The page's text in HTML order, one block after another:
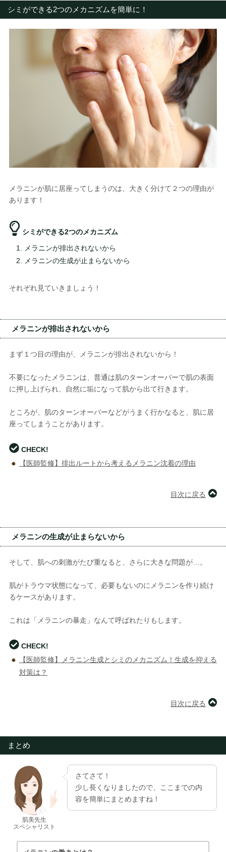
シミができる2つのメカニズムを簡単に！
メラニンが肌に居座ってしまうのは、大きく分けて２つの理由が
あります！
シミができる2つのメカニズム
メラニンが排出されないから
メラニンの生成が止まらないから
それぞれ見ていきましょう！
メラニンが排出されないから
まず１つ目の理由が、メラニンが排出されないから！
不要になったメラニンは、普通は肌のターンオーバーで肌の表面
に押し上げられ、自然に垢になって肌から出て行きます。
ところが、肌のターンオーバーなどがうまく行かなると、肌に居
座ってしまうことがあります。
CHECK!
【医師監修】排出ルートから考えるメラニン沈着の理由
目次に戻る
メラニンの生成が止まらないから
そして、肌への刺激がたび重なると、さらに大きな問題が…。
肌がトラウマ状態になって、必要もないのにメラニンを作り続け
るケースがあります。
これは「メラニンの暴走」なんて呼ばれたりもします。
CHECK!
【医師監修】メラニン生成とシミのメカニズム！生成を抑える
対策は？
目次に戻る
まとめ
肌美先生
スペシャリスト
さてさて！
少し長くなりましたので、ここまでの内
容を簡単にまとめますね！